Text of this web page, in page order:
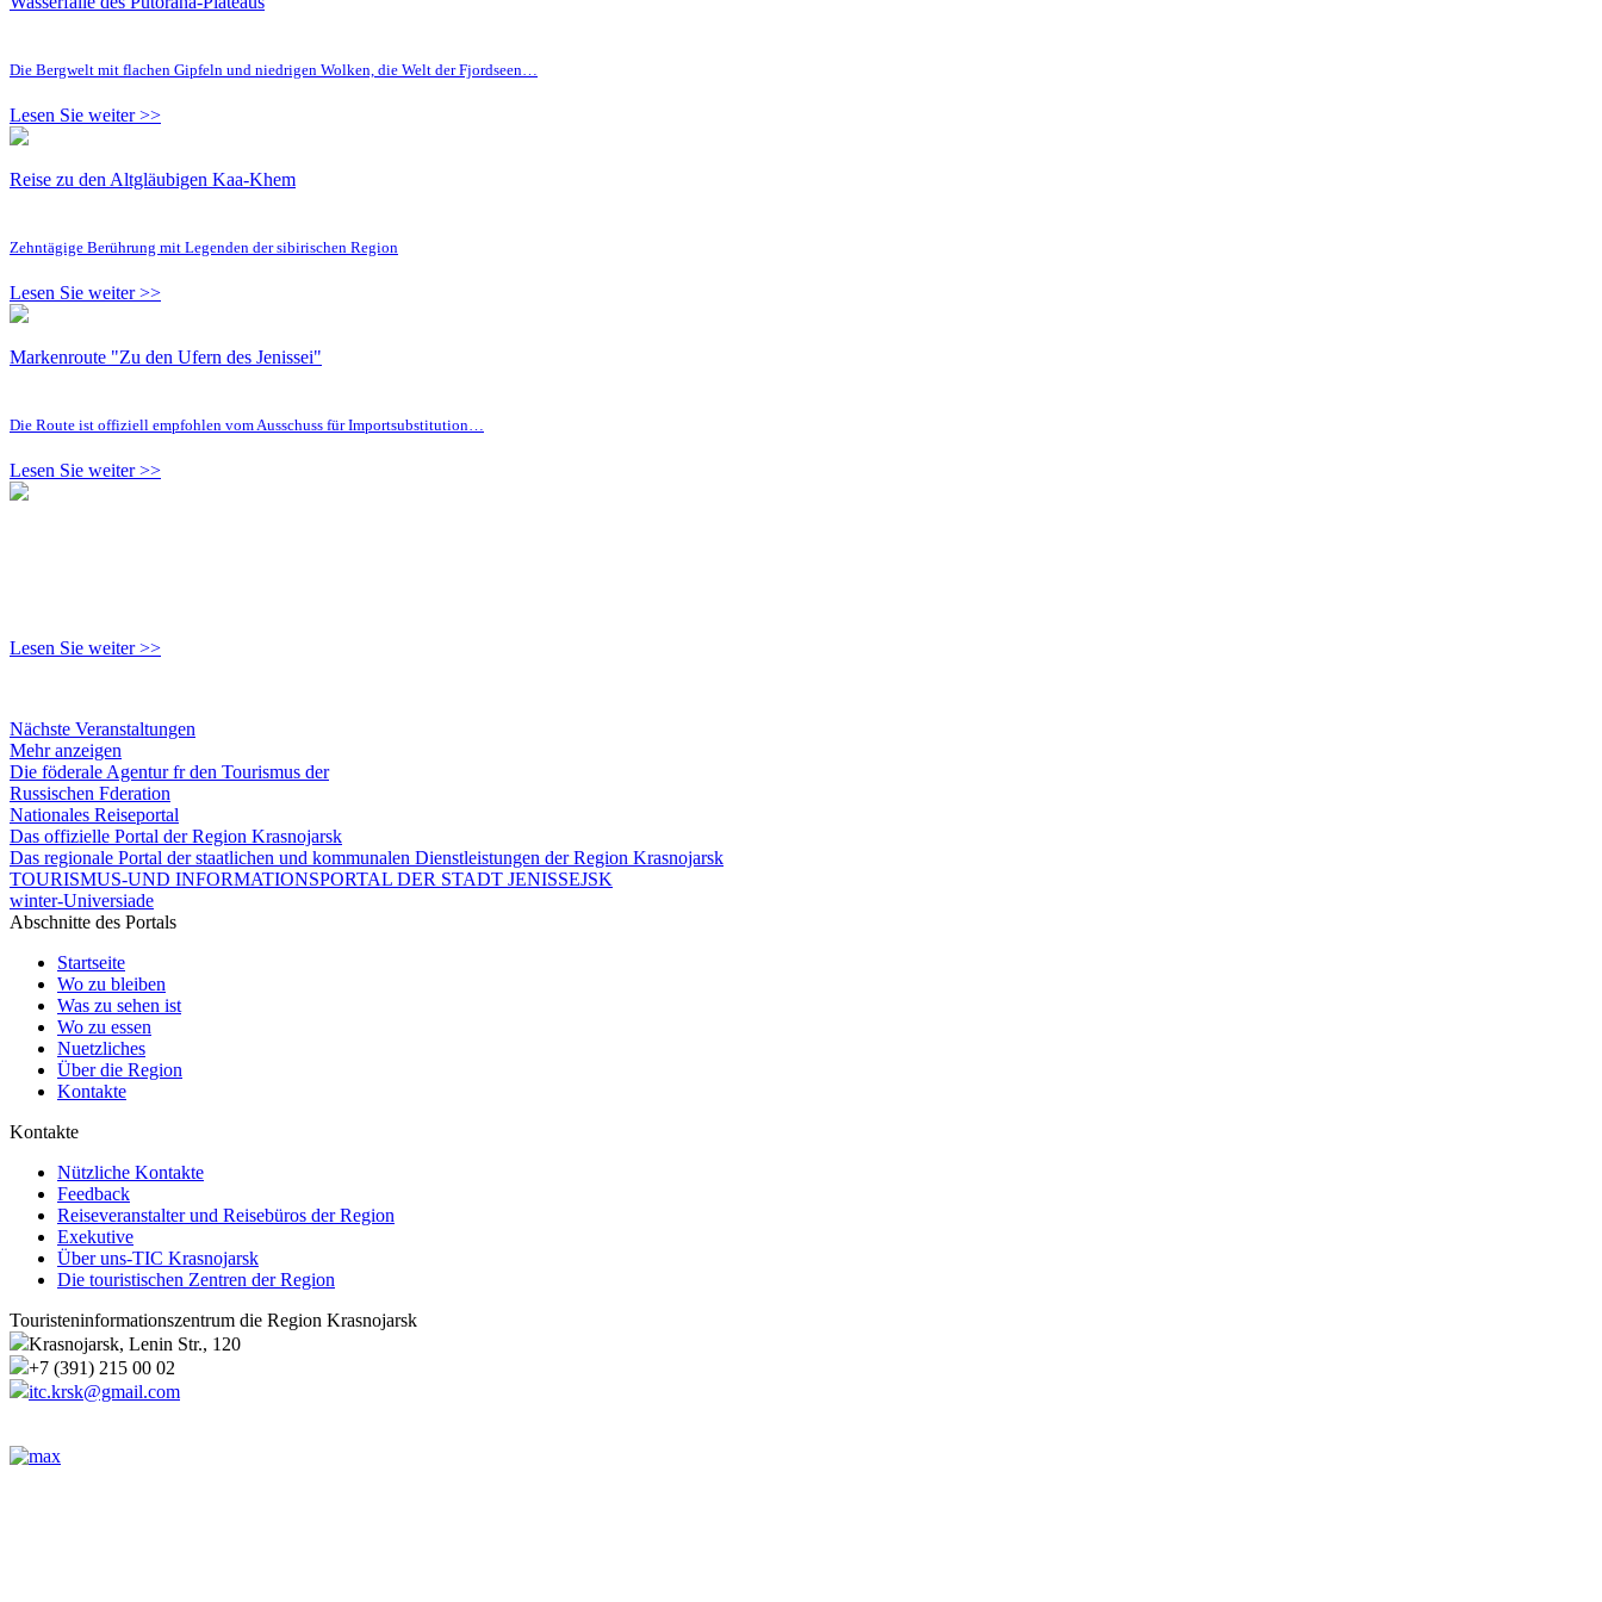
Die Bergwelt mit flachen Gipfeln und niedrigen Wolken, die Welt der Fjordseen…
Lesen Sie weiter >>
Reise zu den Altgläubigen Kaa-Khem
Zehntägige Berührung mit Legenden der sibirischen Region
Lesen Sie weiter >>
Markenroute "Zu den Ufern des Jenissei"
Die Route ist offiziell empfohlen vom Ausschuss für Importsubstitution…
Lesen Sie weiter >>
Lesen Sie weiter >>
Nächste Veranstaltungen
Mehr anzeigen
Die föderale Agentur fr den Tourismus der
Russischen Fderation
Nationales Reiseportal
Das offizielle Portal der Region Krasnojarsk
Das regionale Portal der staatlichen und kommunalen Dienstleistungen der Region Krasnojarsk
TOURISMUS-UND INFORMATIONSPORTAL DER STADT JENISSEJSK
winter-Universiade
Abschnitte des Portals
Startseite
Wo zu bleiben
Was zu sehen ist
Wo zu essen
Nuetzliches
Über die Region
Kontakte
Kontakte
Nützliche Kontakte
Feedback
Reiseveranstalter und Reisebüros der Region
Exekutive
Über uns-TIC Krasnojarsk
Die touristischen Zentren der Region
Touristeninformationszentrum die Region Krasnojarsk
Krasnojarsk, Lenin Str., 120
+7 (391) 215 00 02
itc.krsk@gmail.com